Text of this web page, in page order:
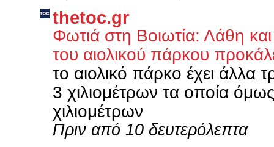
thetoc.gr
Φωτιά στη Βοιωτία: Λάθη
του αιολικού πάρκου
το αιολικό πάρκο έχει άλλα
3 χιλιομέτρων τα οποία
χιλιομέτρων
Πριν από 10 δευτερόλεπτα